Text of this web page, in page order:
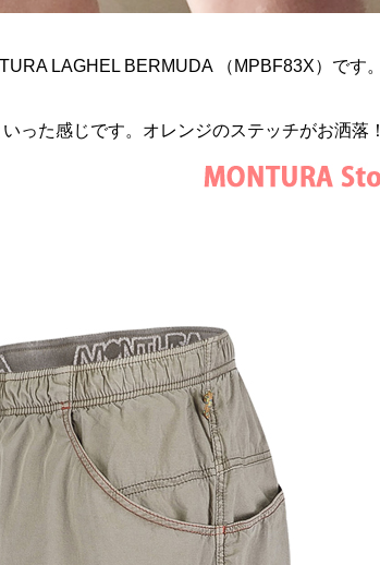
LAGHEL BERMUDA （MPBF83X）です。
った感じです。オレンジのステッチがお洒落！